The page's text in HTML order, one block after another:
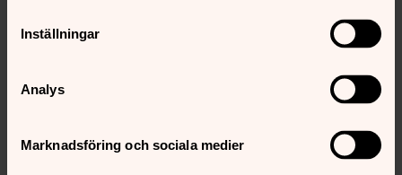
Inställningar
Analys
Marknadsföring och sociala medier
pastorat